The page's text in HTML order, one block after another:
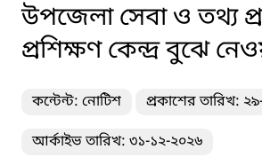
উপজেলা সেবা ও তথ্য
প্রশিক্ষণ কেন্দ্র বুঝে
কন্টেন্ট: নোটিশ প্রকাশের তারিখ:
আর্কাইভ তারিখ: ৩১-১২-২০২৬